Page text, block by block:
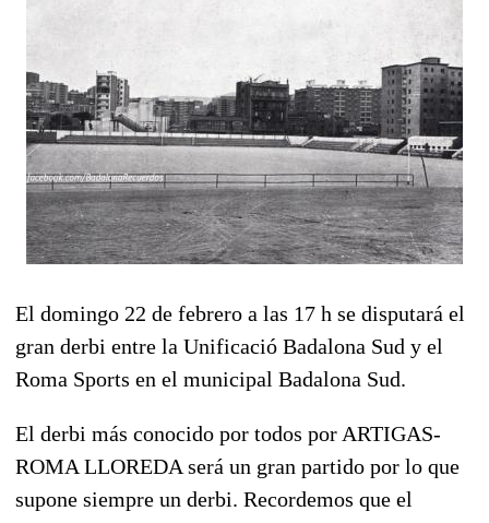
El domingo 22 de febrero a las 17 h se disputará el
gran derbi entre la Unificació Badalona Sud y el
Roma Sports en el municipal Badalona Sud.
El derbi más conocido por todos por ARTIGAS-
ROMA LLOREDA será un gran partido por lo que
supone siempre un derbi. Recordemos que el